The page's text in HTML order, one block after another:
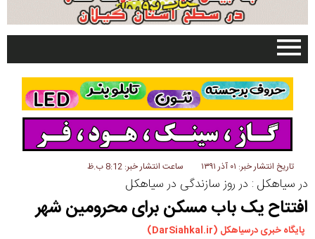
صفحه اصلی
تبلیغات در سایت
گیلان
سیاهکل
دیلمان
روستاها
ورزشی
سیاسی
تاریخ انتشار خبر: ۰۱ آذر ۱۳۹۱ ساعت انتشار خبر: 8:12 ب.ظ
در سیاهکل : در روز سازندگی در سیاهکل
افتتاح یک باب مسکن برای محرومین شهر
پایگاه خبری درسیاهکل (DarSiahkal.ir)